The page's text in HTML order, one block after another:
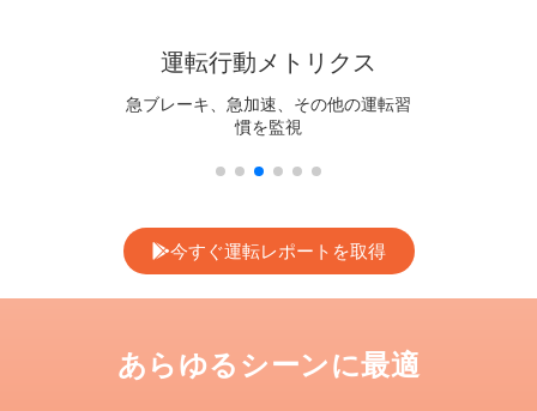
運転行動メトリクス
急ブレーキ、急加速、その他の運転習
慣を監視
今すぐ運転レポートを取得
あらゆるシーンに最適